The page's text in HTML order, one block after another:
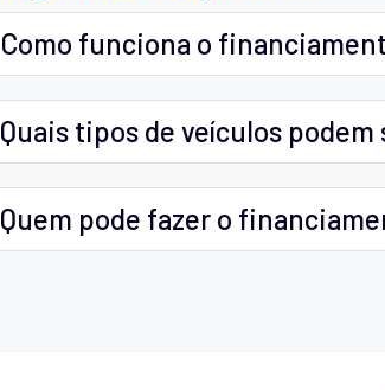
Como funciona o
Quais tipos de veículos
Quem pode fazer o